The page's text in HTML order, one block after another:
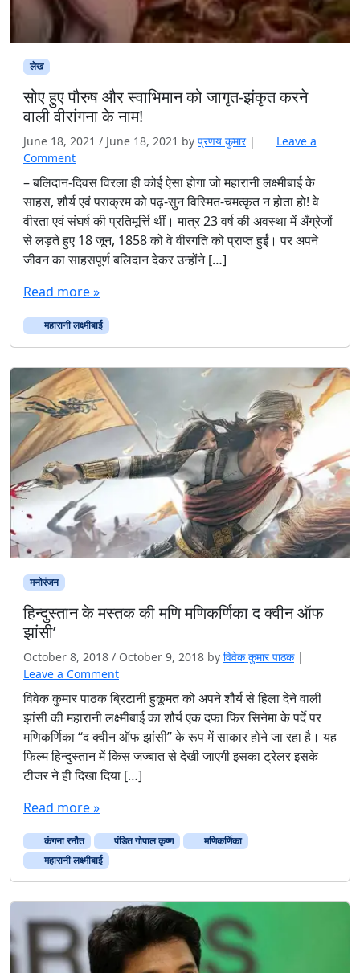
लेख
सोए हुए पौरुष और स्वाभिमान को जागृत-झंकृत करने
वाली वीरांगना के नाम!
June 18, 2021 / June 18, 2021 by प्रणय कुमार |
Leave a
Comment
– बलिदान-दिवस विरला ही कोई ऐसा होगा जो महारानी लक्ष्मीबाई के
साहस, शौर्य एवं पराक्रम को पढ़-सुन विस्मित-चमत्कृत न होता हो! वे
वीरता एवं संघर्ष की प्रतिमूर्त्ति थीं। मात्र 23 वर्ष की अवस्था में अँग्रेजों
से लड़ते हुए 18 जून, 1858 को वे वीरगति को प्राप्त हुईं। पर अपने
जीवन का साहसपूर्ण बलिदान देकर उन्होंने […]
Read more »
महारानी लक्ष्मीबाई
मनोरंजन
हिन्दुस्तान के मस्तक की मणि मणिकर्णिका द क्वीन ऑफ
झांसी’
October 8, 2018 / October 9, 2018 by विवेक कुमार पाठक |
Leave a Comment
विवेक कुमार पाठक ब्रिटानी हुकूमत को अपने शौर्य से हिला देने वाली
झांसी की महारानी लक्ष्मीबाई का शौर्य एक दफा फिर सिनेमा के पर्दे पर
मणिकर्णिका ‘‘द क्वीन ऑफ झांसी’’ के रूप में साकार होने जा रहा है। यह
फिल्म हिन्दुस्तान में किस जज्बात से देखी जाएगी इसका ट्रेलर इसके
टीजर ने ही दिखा दिया […]
Read more »
कंगना रनौत पंडित गोपाल कृष्ण
मणिकर्णिका
महारानी लक्ष्मीबाई